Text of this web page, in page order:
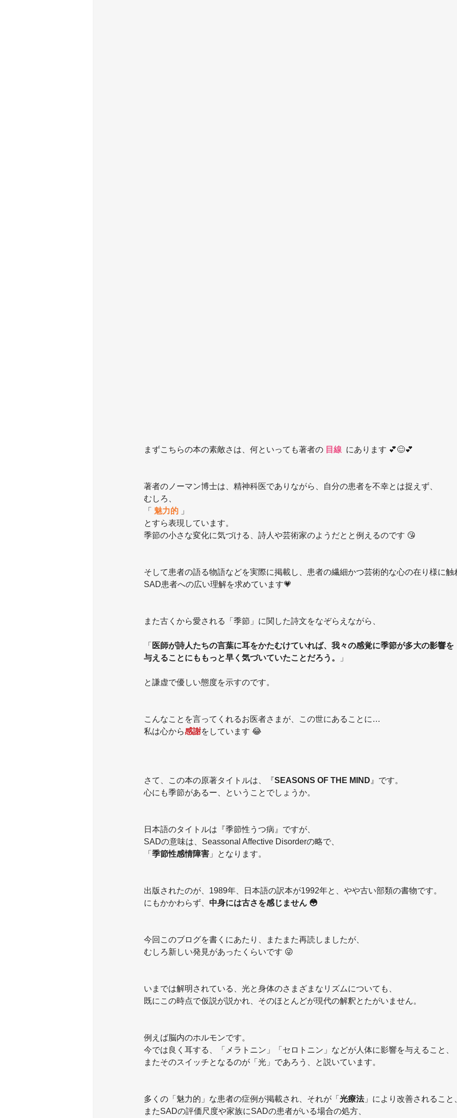
まずこちらの本の素敵さは、何といっても著者の 目線 にあります 💕😊💕
著者のノーマン博士は、精神科医でありながら、自分の患者を不幸とは捉えず、
むしろ、
「 魅力的 」
とすら表現しています。
季節の小さな変化に気づける、詩人や芸術家のようだとと例えるのです 😘
そして患者の語る物語などを実際に掲載し、患者の繊細かつ芸術的な心の在り様に触
SAD患者への広い理解を求めています💗
また古くから愛される「季節」に関した詩文をなぞらえながら、
「 医師が詩人たちの言葉に耳をかたむけていれば、我々の感覚に季節が多大の影響を
与えることにももっと早く気づいていたことだろう。
」
と謙虚で優しい態度を示すのです。
こんなことを言ってくれるお医者さまが、この世にあることに…
私は心から感謝をしています 😂
さて、この本の原著タイトルは、『SEASONS OF THE MIND 』です。
心にも季節があるー、ということでしょうか。
日本語のタイトルは『季節性うつ病』ですが、
SADの意味は、Seassonal Affective Disorderの略で、
「 季節性感情障害 」となります。
出版されたのが、1989年、日本語の訳本が1992年と、やや古い部類の書物です。
にもかかわらず、 中身には古さを感じません 😳
今回このブログを書くにあたり、またまた再読しましたが、
むしろ新しい発見があったくらいです 😜
いまでは解明されている、光と身体のさまざまなリズムについても、
既にこの時点で仮説が説かれ、そのほとんどが現代の解釈とたがいません。
例えば脳内のホルモンです。
今では良く耳する、「メラトニン」「セロトニン」などが人体に影響を与えること、
またそのスイッチとなるのが「光」であろう、と説いています。
多くの「魅力的」な患者の症例が掲載され、それが「 光療法」により改善されること
またSADの評価尺度や家族にSADの患者がいる場合の処方、